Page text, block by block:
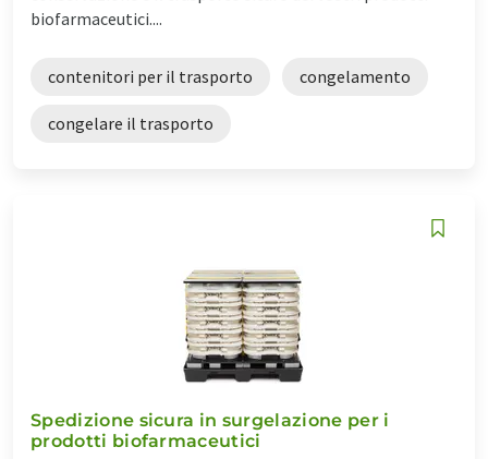
biofarmaceutici....
contenitori per il trasporto congelamento
congelare il trasporto
Spedizione sicura in surgelazione per i
prodotti biofarmaceutici